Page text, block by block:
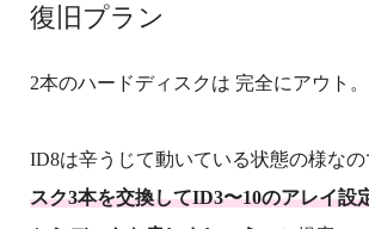
復旧プラン
2本のハードディスクは 完全にアウト。
ID8は辛うじて動いている状態の様なの
スク3本を交換してID3〜10のアレイ設